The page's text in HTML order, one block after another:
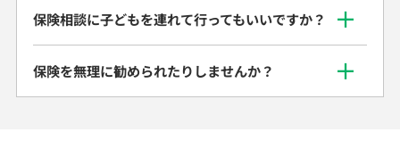
保険相談に子どもを連れて行ってもいいですか？
保険を無理に勧められたりしませんか？